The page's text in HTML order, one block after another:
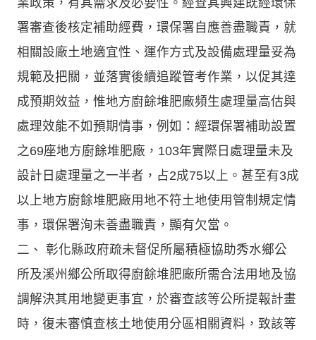
署審查後核定補助經費，環保署自應善盡職責，就
相關設廠土地適宜性、運作方式及設備處理量妥為
規範及把關，並落實後續追蹤管考作業，以促其達
成預期效益，惟地方廚餘堆肥廠頻生處理量高估與
處理效能不如預期情事，例如：經環保署補助設置
之69座地方廚餘堆肥廠，103年實際日處理量未及
設計日處理量之一半者，占2成75以上。甚至有3成
以上地方廚餘堆肥廠用地不符土地使用管制規定情
事，環保署洵未善盡職責，顯有欠當。
二、 彰化縣政府疏未督促所屬積極協助秀水鄉公
所及溪州鄉公所取得廚餘堆肥廠所需合法用地及協
調解決其用地變更事宜，於審查該等公所提報計畫
時，復未審慎查核土地使用分區相關資料，致該等